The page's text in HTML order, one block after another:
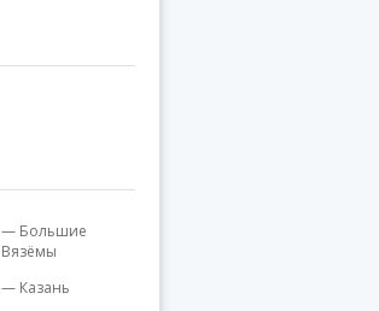
— Большие
Вязёмы
— Казань